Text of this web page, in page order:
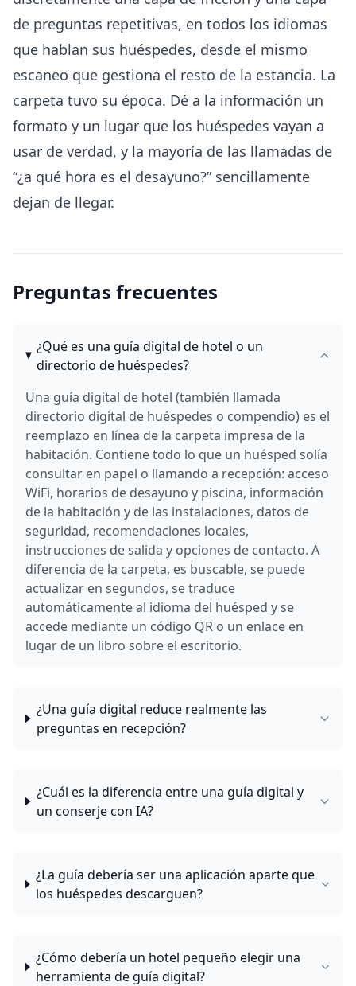
de preguntas repetitivas, en todos los idiomas
que hablan sus huéspedes, desde el mismo
escaneo que gestiona el resto de la estancia. La
carpeta tuvo su época. Dé a la información un
formato y un lugar que los huéspedes vayan a
usar de verdad, y la mayoría de las llamadas de
“¿a qué hora es el desayuno?” sencillamente
dejan de llegar.
Preguntas frecuentes
¿Qué es una guía digital de hotel o un
directorio de huéspedes?
Una guía digital de hotel (también llamada
directorio digital de huéspedes o compendio) es el
reemplazo en línea de la carpeta impresa de la
habitación. Contiene todo lo que un huésped solía
consultar en papel o llamando a recepción: acceso
WiFi, horarios de desayuno y piscina, información
de la habitación y de las instalaciones, datos de
seguridad, recomendaciones locales,
instrucciones de salida y opciones de contacto. A
diferencia de la carpeta, es buscable, se puede
actualizar en segundos, se traduce
automáticamente al idioma del huésped y se
accede mediante un código QR o un enlace en
lugar de un libro sobre el escritorio.
¿Una guía digital reduce realmente las
preguntas en recepción?
¿Cuál es la diferencia entre una guía digital y
un conserje con IA?
¿La guía debería ser una aplicación aparte que
los huéspedes descarguen?
¿Cómo debería un hotel pequeño elegir una
herramienta de guía digital?